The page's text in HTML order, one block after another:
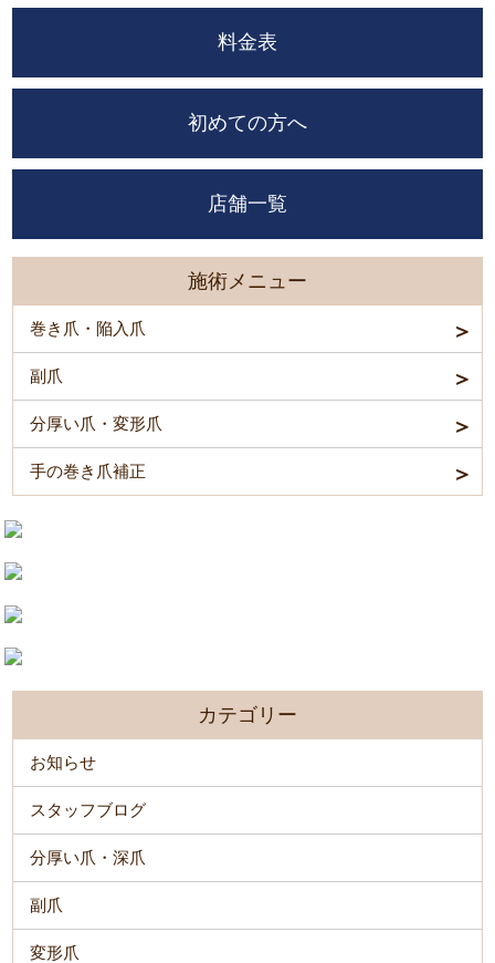
料金表
初めての方へ
店舗一覧
施術メニュー
巻き爪・陥入爪
副爪
分厚い爪・変形爪
手の巻き爪補正
カテゴリー
お知らせ
スタッフブログ
分厚い爪・深爪
副爪
変形爪